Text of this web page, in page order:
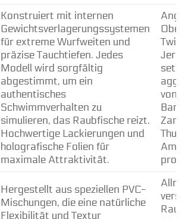
Konstruiert mit internen
Gewichtsverlagerungssystemen
für extreme Wurfweiten und
präzise Tauchtiefen. Jedes
Modell wird sorgfältig
abgestimmt, um ein
authentisches
Schwimmverhalten zu
simulieren, das Raubfische reizt.
Hochwertige Lackierungen und
holografische Folien für
maximale Attraktivität.
von
Hergestellt aus speziellen PVC-
Mischungen, die eine natürliche
Flexibilität und Textur